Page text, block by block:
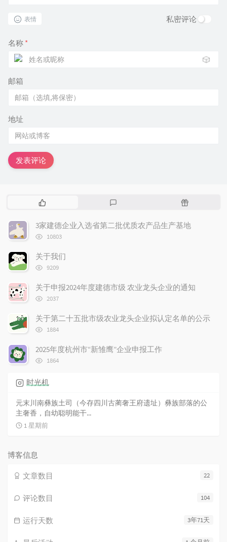
表情 私密评论
名称 *
🎲
邮箱
地址
发表评论
热
文
章
评
随
文
3家建德企业入选省第二批优质农产品生产基地
浏
次
数:
10803
关于我们
浏
次
数:
9209
关于申报2024年度建德市级 农业龙头企业的通知
浏
次
数:
2037
关于第二十五批市级农业龙头企业拟认定名单的公示
浏
次
数:
1884
2025年度杭州市“新雏鹰”企业申报工作
浏
数:
1864
时光机
元末川南彝族土司（今存四川古蔺奢王府遗址）彝族部落的公
主奢香，自幼聪明能干...
1 星期前
博客信息
22
文章数目
104
评论数目
3年71天
运行天数